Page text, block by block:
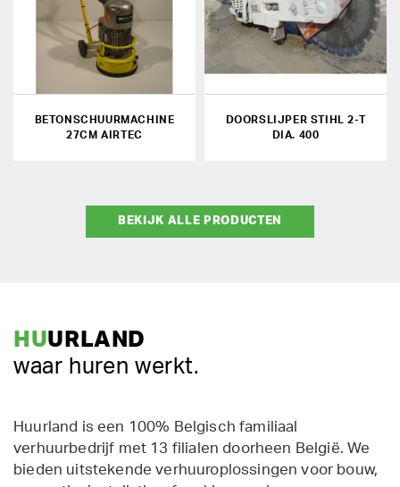
BETONSCHUURMACHINE
27CM AIRTEC
DOORSLIJPER STIHL 2-T
DIA. 400
BEKIJK ALLE PRODUCTEN
HUURLAND
waar huren werkt.
Huurland is een 100% Belgisch familiaal
verhuurbedrijf met 13 filialen doorheen België. We
bieden uitstekende verhuuroplossingen voor bouw,